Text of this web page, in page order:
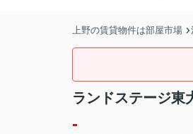
上野の賃貸物件は部屋市場
ランドステージ東
-